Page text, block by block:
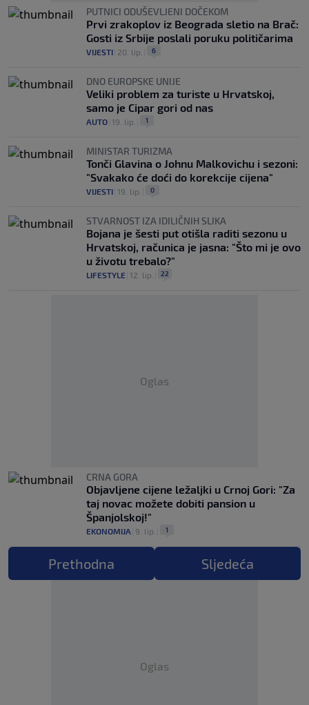
PUTNICI ODUŠEVLJENI DOČEKOM
Prvi zrakoplov iz Beograda sletio na Brač:
Gosti iz Srbije poslali poruku političarima
VIJESTI 20. lip. 6
DNO EUROPSKE UNIJE
Veliki problem za turiste u Hrvatskoj,
samo je Cipar gori od nas
AUTO 19. lip. 1
MINISTAR TURIZMA
Tonči Glavina o Johnu Malkovichu i sezoni:
"Svakako će doći do korekcije cijena"
VIJESTI 19. lip. 0
STVARNOST IZA IDILIČNIH SLIKA
Bojana je šesti put otišla raditi sezonu u
Hrvatskoj, računica je jasna: "Što mi je ovo
u životu trebalo?"
LIFESTYLE 12. lip. 22
Oglas
CRNA GORA
Objavljene cijene ležaljki u Crnoj Gori: "Za
taj novac možete dobiti pansion u
Španjolskoj!"
EKONOMIJA 9. lip. 1
Prethodna Sljedeća
Oglas